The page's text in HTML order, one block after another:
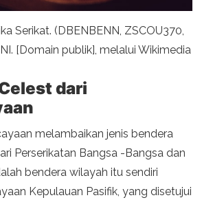
Serikat. (DBENBENN, ZSCOU370,
[Domain publik], melalui Wikimedia
dari
melambaikan jenis bendera
Perserikatan Bangsa -Bangsa dan
bendera wilayah itu sendiri
Kepulauan Pasifik, yang disetujui